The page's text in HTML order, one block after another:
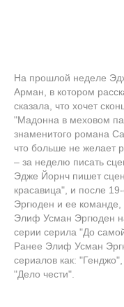
На прошлой неделе
Арман, в котором
сказала, что хочет
"Мадонна в меховом
знаменитого романа
что больше не желает
– за неделю писать
Эдже Йорнч пишет
красавица", и после
Эргюден и ее команде,
Элиф Усман Эргюден
серии серила "До
Ранее Элиф Усман
сериалов как:
"Дело чести".